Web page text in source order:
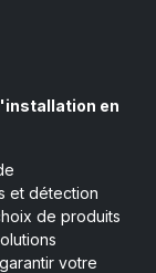
en
et détection
de produits
votre